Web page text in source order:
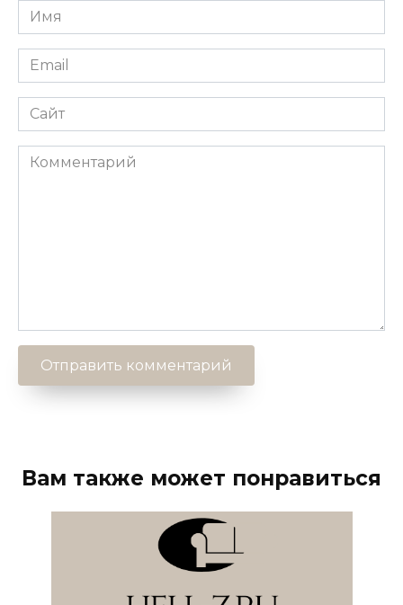
Имя
*
Email
*
Сайт
Комментарий
Вам также может понравиться